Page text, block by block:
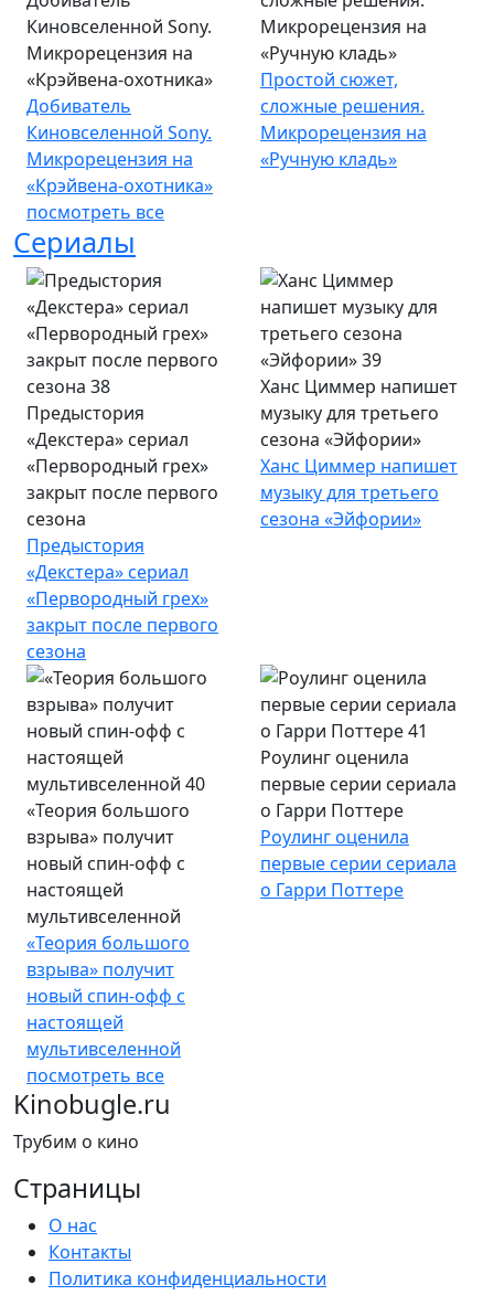
Киновселенной Sony.
Микрорецензия на
«Крэйвена-охотника»
Добиватель
Киновселенной Sony.
Микрорецензия на
«Крэйвена-охотника»
Микрорецензия на
«Ручную кладь»
Простой сюжет,
сложные решения.
Микрорецензия на
«Ручную кладь»
посмотреть все
Сериалы
Предыстория
«Декстера» сериал
«Первородный грех»
закрыт после первого
сезона
Предыстория
«Декстера» сериал
«Первородный грех»
закрыт после первого
сезона
Ханс Циммер напишет
музыку для третьего
сезона «Эйфории»
Ханс Циммер напишет
музыку для третьего
сезона «Эйфории»
«Теория большого
взрыва» получит
новый спин-офф с
настоящей
мультивселенной
«Теория большого
взрыва» получит
новый спин-офф с
настоящей
мультивселенной
Роулинг оценила
первые серии сериала
о Гарри Поттере
Роулинг оценила
первые серии сериала
о Гарри Поттере
посмотреть все
Kinobugle.ru
Трубим о кино
Страницы
О нас
Контакты
Политика конфиденциальности